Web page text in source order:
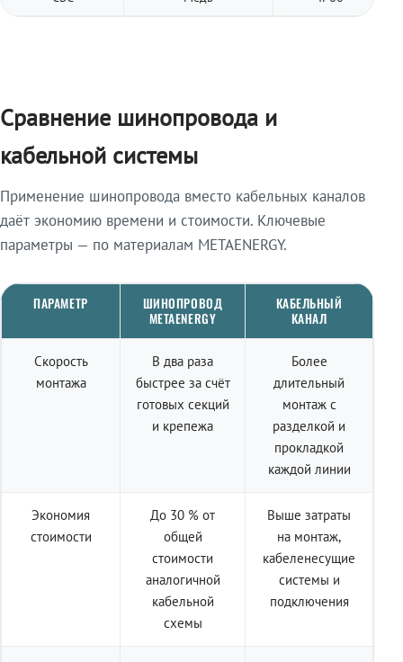
Сравнение шинопровода и
кабельной системы
Применение шинопровода вместо кабельных каналов
даёт экономию времени и стоимости. Ключевые
параметры — по материалам METAENERGY.
ПАРАМЕТР
ШИНОПРОВОД
METAENERGY
КАБЕЛЬНЫЙ
КАНАЛ
Скорость
монтажа
В два раза
быстрее за счёт
готовых секций
и крепежа
Более
длительный
монтаж с
разделкой и
прокладкой
каждой линии
Экономия
стоимости
До 30 % от
общей
стоимости
аналогичной
кабельной
схемы
Выше затраты
на монтаж,
кабеленесущие
системы и
подключения